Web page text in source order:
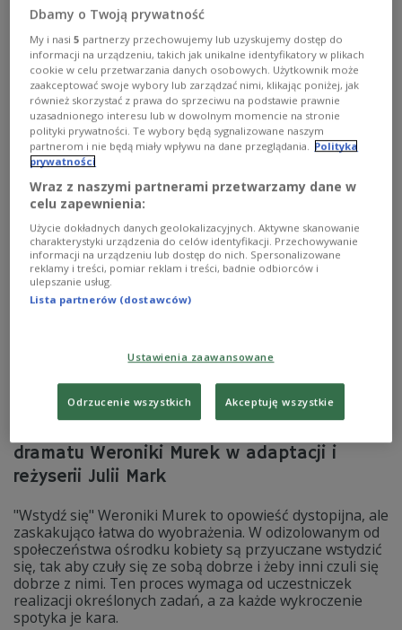
Dzieło tajemnicze, bo nigdy niedokończone, od lat
fascynuje artystów. Doczekało się wielu realizacji
scenicznych, filmowych i operowych. Autor podczas
tworzenia dramatu inspirował się faktycznymi
doniesieniami z procesu sądowego pewnego żołnierza o
imieniu Woyzeck.
Zobacz więcej na temat:Teatr Polskiego Radia
TEATR
Georg Büchner
Jerzy Liebert Julia Mark Anna Balcewicz
Beata Jankowska
Łukasz Lewandowski
Arkadiusz Brykalski
Hanna Chojnacka-Gościniak
Grzegorz Falkowski Mariusz Ostrowski Łukasz Wójcik
słuchowisko
dramatu Weroniki Murek w adaptacji i
reżyserii Julii Mark
"Wstydź się" Weroniki Murek to opowieść dystopijna, ale
zaskakująco łatwa do wyobrażenia. W odizolowanym od
społeczeństwa ośrodku kobiety są przyuczane wstydzić
się, tak aby czuły się ze sobą dobrze i żeby inni czuli się
dobrze z nimi. Ten proces wymaga od uczestniczek
realizacji określonych zadań, a za każde wykroczenie
spotyka je kara.
Dbamy o Twoją prywatność
My i nasi5 partnerzy przechowujemy lub uzyskujemy dostęp do
informacji na urządzeniu, takich jak unikalne identyfikatory w plikach
cookie w celu przetwarzania danych osobowych. Użytkownik może
zaakceptować swoje wybory lub zarządzać nimi, klikając poniżej, jak
również skorzystać z prawa do sprzeciwu na podstawie prawnie
uzasadnionego interesu lub w dowolnym momencie na stronie
polityki prywatności. Te wybory będą sygnalizowane naszym
partnerom i nie będą miały wpływu na dane przeglądania. Polityka
prywatności
Wraz z naszymi partnerami przetwarzamy dane w
celu zapewnienia:
Użycie dokładnych danych geolokalizacyjnych. Aktywne skanowanie
charakterystyki urządzenia do celów identyfikacji. Przechowywanie
informacji na urządzeniu lub dostęp do nich. Spersonalizowane
reklamy i treści, pomiar reklam i treści, badnie odbiorców i
ulepszanie usług.
Lista partnerów (dostawców)
Ustawienia zaawansowane
Odrzucenie wszystkich Akceptuję wszystkie